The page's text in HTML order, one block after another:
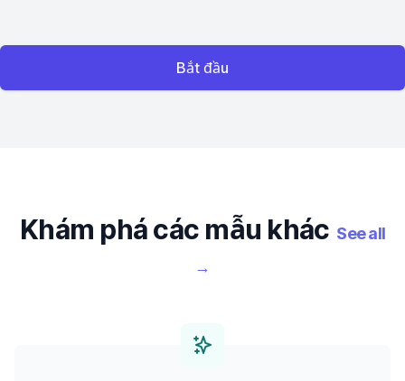
Bắt đầu
Khám phá các mẫu khác See all
→